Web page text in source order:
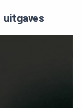
uitgaves